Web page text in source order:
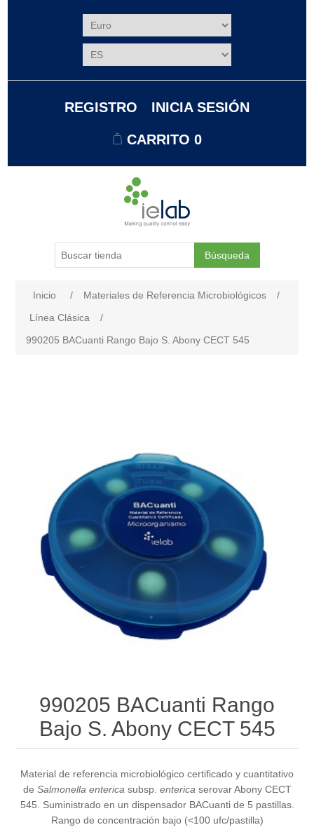
REGISTRO INICIA SESIÓN
CARRITO 0
Búsqueda
Inicio / Materiales de Referencia Microbiológicos
/
Línea Clásica
/
990205 BACuanti Rango Bajo S. Abony CECT 545
990205 BACuanti Rango
Bajo S. Abony CECT 545
Material de referencia microbiológico certificado y cuantitativo
de Salmonella enterica subsp. enterica serovar Abony CECT
545. Suministrado en un dispensador BACuanti de 5 pastillas.
Rango de concentración bajo (<100 ufc/pastilla)